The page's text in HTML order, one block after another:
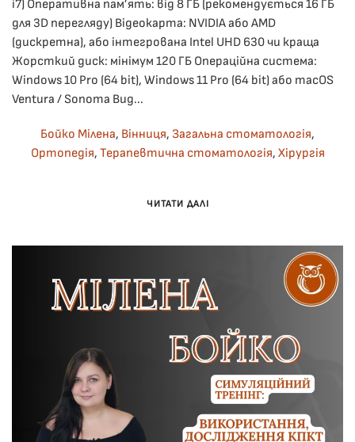
i7) Оперативна пам’ять: від 8 ГБ (рекомендується 16 ГБ
для 3D перегляду) Відеокарта: NVIDIA або AMD
(дискретна), або інтегрована Intel UHD 630 чи краща
Жорсткий диск: мінімум 120 ГБ Операційна система:
Windows 10 Pro (64 bit), Windows 11 Pro (64 bit) або macOS
Ventura / Sonoma Вид...
Бойко Мілена, Вінниця, Загальна стоматологія,
Ортопедія, Терапевтична стоматологія, Хірургія
ЧИТАТИ ДАЛІ